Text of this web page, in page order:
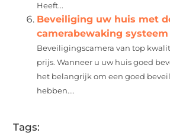
Heeft...
Beveiliging uw huis met
camerabewaking systeem
Beveiligingscamera van top
prijs. Wanneer u uw huis goed
het belangrijk om een goed
hebben....
Tags: